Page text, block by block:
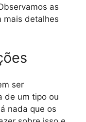
as
mais detalhes
ser
de um tipo ou
nada que os